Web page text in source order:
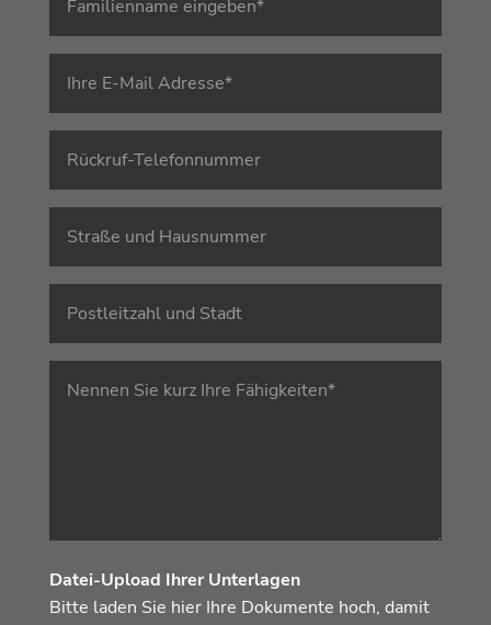
Datei-Upload Ihrer Unterlagen
Bitte laden Sie hier Ihre Dokumente hoch, damit